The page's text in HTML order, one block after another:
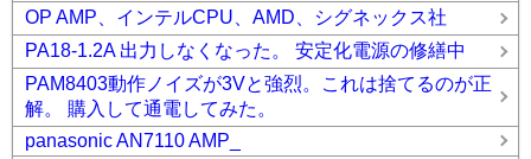
OP AMP、インテルCPU、AMD、シグネックス社
PA18-1.2A 出力しなくなった。 安定化電源の修繕中
PAM8403動作ノイズが3Vと強烈。これは捨てるのが正
解。 購入して通電してみた。
panasonic AN7110 AMP_